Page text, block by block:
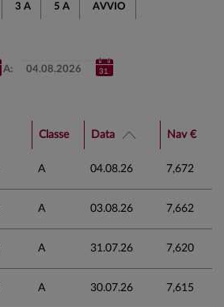
3 A 5 A AVVIO
A:
Classe Data Nav €
A 04.08.26 7,672
A 03.08.26 7,662
A 31.07.26 7,620
A 30.07.26 7,615